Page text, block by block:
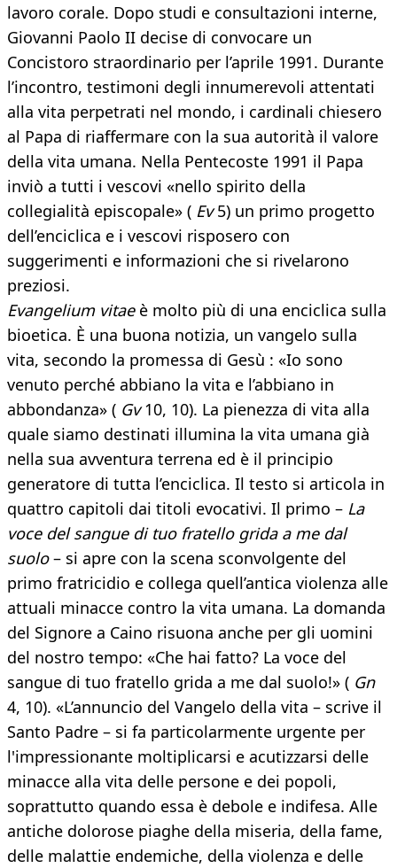
lavoro corale. Dopo studi e consultazioni interne,
Giovanni Paolo II decise di convocare un
Concistoro straordinario per l’aprile 1991. Durante
l’incontro, testimoni degli innumerevoli attentati
alla vita perpetrati nel mondo, i cardinali chiesero
al Papa di riaffermare con la sua autorità il valore
della vita umana. Nella Pentecoste 1991 il Papa
inviò a tutti i vescovi «nello spirito della
collegialità episcopale» ( Ev5) un primo progetto
dell’enciclica e i vescovi risposero con
suggerimenti e informazioni che si rivelarono
preziosi.
Evangelium vitaeè molto più di una enciclica sulla
bioetica. È una buona notizia, un vangelo sulla
vita, secondo la promessa di Gesù : «Io sono
venuto perché abbiano la vita e l’abbiano in
abbondanza» ( Gv10, 10). La pienezza di vita alla
quale siamo destinati illumina la vita umana già
nella sua avventura terrena ed è il principio
generatore di tutta l’enciclica. Il testo si articola in
quattro capitoli dai titoli evocativi. Il primo – La
voce del sangue di tuo fratello grida a me dal
suolo– si apre con la scena sconvolgente del
primo fratricidio e collega quell’antica violenza alle
attuali minacce contro la vita umana. La domanda
del Signore a Caino risuona anche per gli uomini
del nostro tempo: «Che hai fatto? La voce del
sangue di tuo fratello grida a me dal suolo!» ( Gn
4, 10). «L’annuncio del Vangelo della vita – scrive il
Santo Padre – si fa particolarmente urgente per
l'impressionante moltiplicarsi e acutizzarsi delle
minacce alla vita delle persone e dei popoli,
soprattutto quando essa è debole e indifesa. Alle
antiche dolorose piaghe della miseria, della fame,
delle malattie endemiche, della violenza e delle